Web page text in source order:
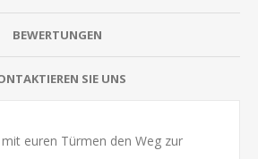
BEWERTUNGEN
SIE UNS
euren Türmen den Weg zur